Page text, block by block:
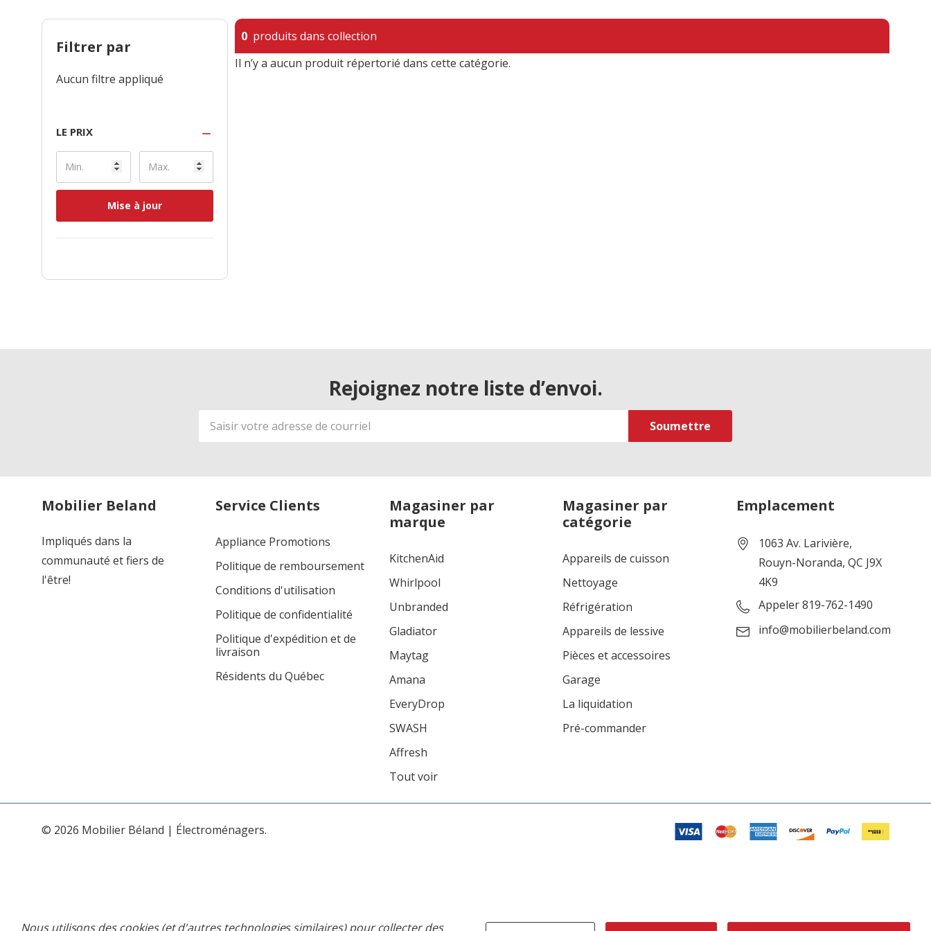
Filtrer par
Aucun filtre appliqué
LE PRIX
Mise à jour
0 produits dans collection
Il n’y a aucun produit répertorié dans cette catégorie.
Rejoignez notre liste d’envoi.
Adresse
de
Mobilier Beland
Impliqués dans la
communauté et fiers de
l'être!
Service Clients
Appliance Promotions
Politique de remboursement
Conditions d'utilisation
Politique de confidentialité
Politique d'expédition et de
livraison
Résidents du Québec
Magasiner par
marque
KitchenAid
Whirlpool
Unbranded
Gladiator
Maytag
Amana
EveryDrop
SWASH
Affresh
Tout voir
Magasiner par
catégorie
Appareils de cuisson
Nettoyage
Réfrigération
Appareils de lessive
Pièces et accessoires
Garage
La liquidation
Pré-commander
Emplacement
1063 Av. Larivière,
Rouyn-Noranda, QC J9X
4K9
Appeler 819-762-1490
info@mobilierbeland.com
© 2026 Mobilier Béland | Électroménagers.
Nous utilisons des cookies (et d'autres technologies similaires) pour collecter des